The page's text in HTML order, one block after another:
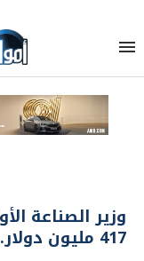
وزير الصناعة
417 مليون دولار.. ونستهدف تعزيز التوازن